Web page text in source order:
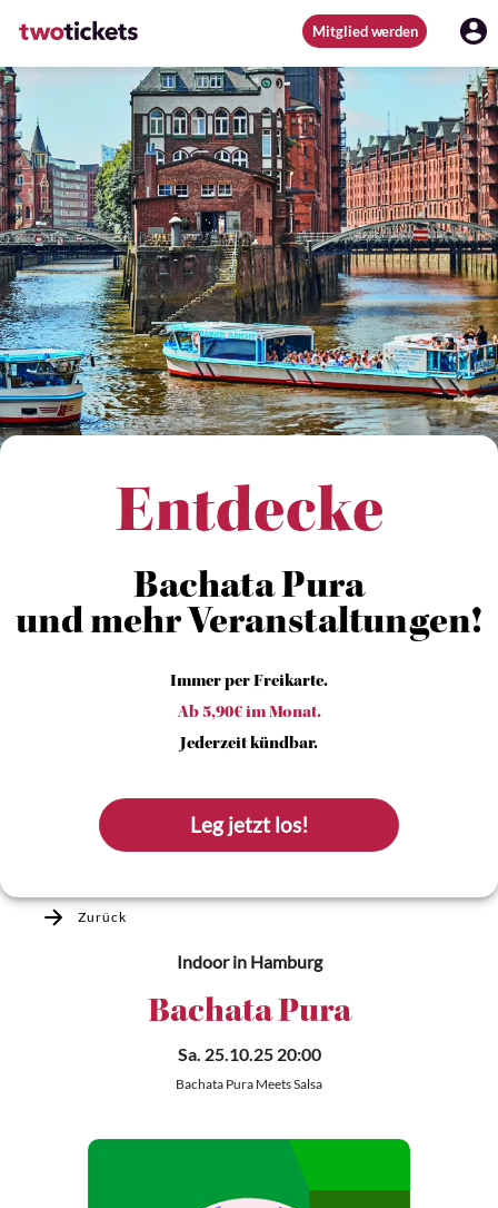
Mitglied werden
Entdecke
Bachata Pura
und mehr Veranstaltungen!
Immer per Freikarte.
Ab 5,90€ im Monat.
Jederzeit kündbar.
Leg jetzt los!
Zurück
Indoorin Hamburg
Bachata Pura
Sa. 25.10.25 20:00
Bachata Pura Meets Salsa